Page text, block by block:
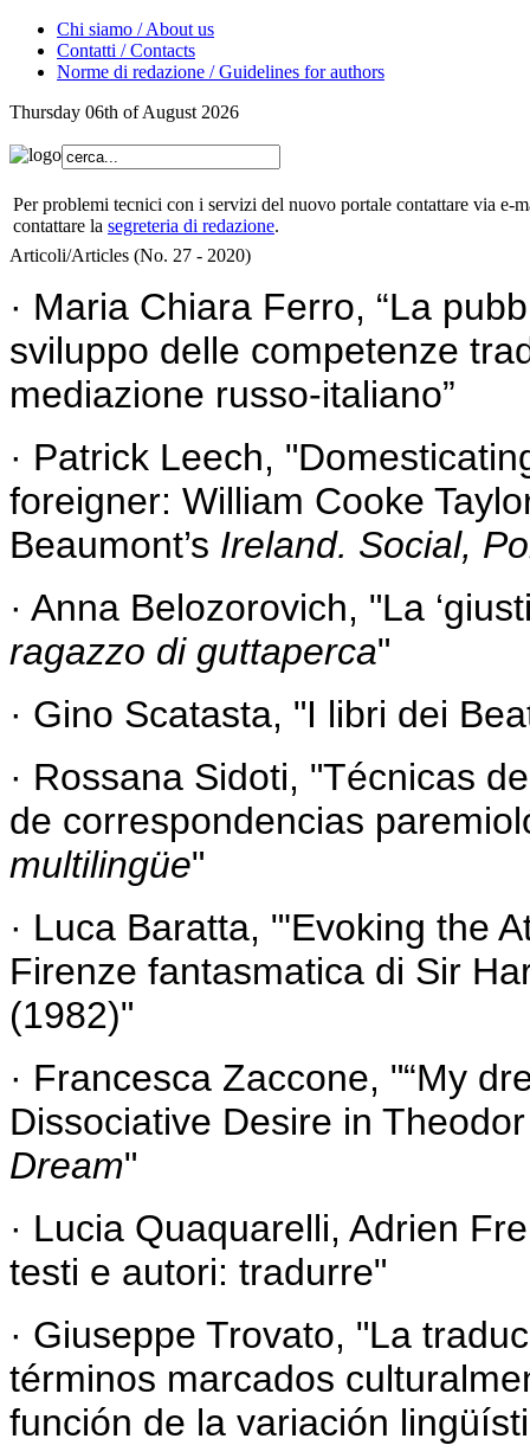
Chi siamo / About us
Contatti / Contacts
Norme di redazione / Guidelines for authors
Thursday 06th of August 2026
Per problemi tecnici con i servizi del nuovo portale contattare via e-
contattare la segreteria di redazione.
Articoli/Articles (No. 27 - 2020)
· Maria Chiara Ferro, “La
sviluppo delle competenze
mediazione russo-italiano”
· Patrick Leech,
foreigner: William Cooke
Beaumont’s Ireland. Social,
· Anna Belozorovich, "La
ragazzo di guttaperca"
· Gino Scatasta, "I libri dei
· Rossana Sidoti, "Técnicas
de correspondencias
multilingüe"
· Luca Baratta, "'Evoking the
Firenze fantasmatica di Sir
(1982)"
· Francesca Zaccone, "“My
Dissociative Desire in
Dream"
· Lucia Quaquarelli, Adrien
testi e autori: tradurre"
· Giuseppe Trovato, "La
términos marcados
función de la variación